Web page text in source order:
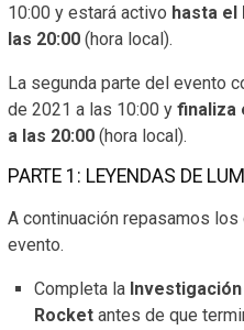
10:00 y estará activo hasta el
las 20:00 (hora local).
La segunda parte del evento
de 2021 a las 10:00 y finaliza
a las 20:00 (hora local).
PARTE 1: LEYENDAS DE
A continuación repasamos
evento.
Completa la Investigación
Rocket antes de que